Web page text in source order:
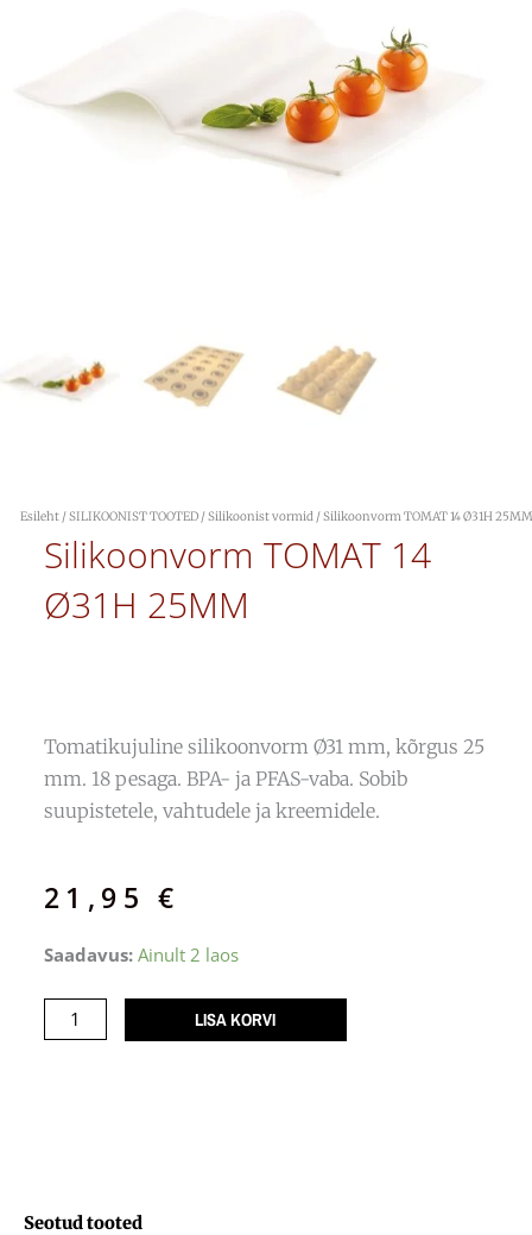
Esileht /SILIKOONIST TOOTED /Silikoonist vormid / Silikoonvorm TOMAT 14 Ø31H 25MM
Silikoonvorm TOMAT 14
Ø31H 25MM
Tomatikujuline silikoonvorm Ø31 mm, kõrgus 25
mm. 18 pesaga. BPA- ja PFAS-vaba. Sobib
suupistetele, vahtudele ja kreemidele.
21,95€
Saadavus: Ainult 2 laos
Silikoonvorm
14
Ø31H
LISA KORVI
Seotud tooted